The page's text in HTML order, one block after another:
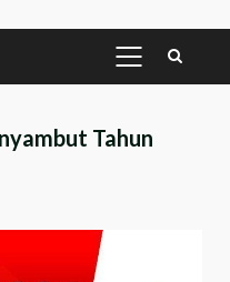
PRIMARY
MENU
Tahun